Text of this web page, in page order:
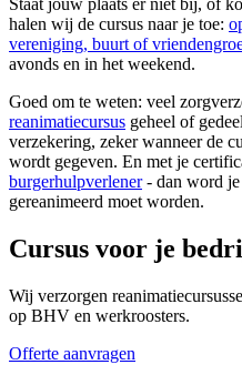
Staat jouw plaats er niet bij, of
halen wij de cursus naar je toe:
vereniging, buurt of
avonds en in het weekend.
Goed om te weten: veel
reanimatiecursus geheel of
verzekering, zeker wanneer de
wordt gegeven. En met je
burgerhulpverlener- dan word je
gereanimeerd moet worden.
Cursus voor je
Wij verzorgen
op BHV en werkroosters.
Offerte aanvragen